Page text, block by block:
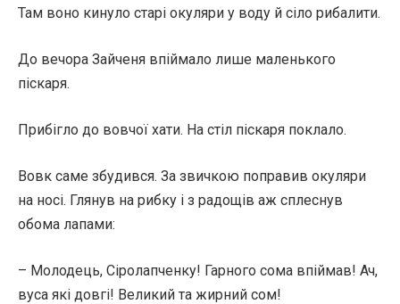
Там воно кинуло старі окуляри у воду й сіло рибалити.
До вечора Зайченя впіймало лише маленького
піскаря.
Прибігло до вовчої хати. На стіл піскаря поклало.
Вовк саме збудився. За звичкою поправив окуляри
на носі. Глянув на рибку і з радощів аж сплеснув
обома лапами:
– Молодець, Сіролапченку! Гарного сома впіймав! Ач,
вуса які довгі! Великий та жирний сом!